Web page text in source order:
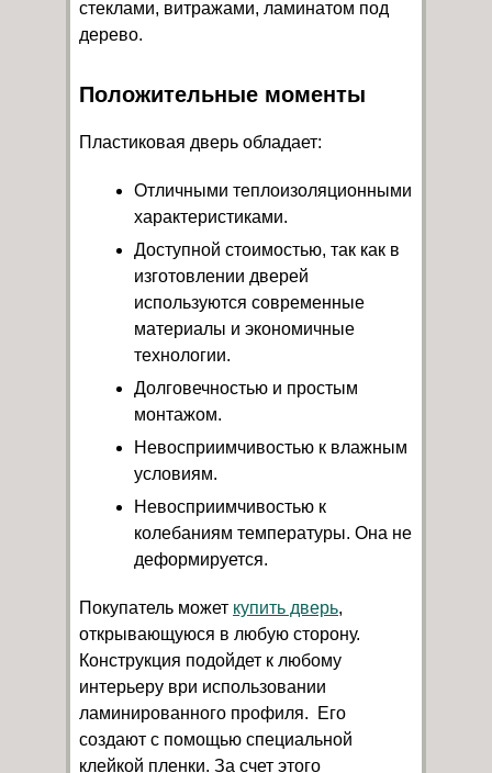
стеклами, витражами, ламинатом под
дерево.
Положительные моменты
Пластиковая дверь обладает:
Отличными теплоизоляционными
характеристиками.
Доступной стоимостью, так как в
изготовлении дверей
используются современные
материалы и экономичные
технологии.
Долговечностью и простым
монтажом.
Невосприимчивостью к влажным
условиям.
Невосприимчивостью к
колебаниям температуры. Она не
деформируется.
Покупатель может купить дверь,
открывающуюся в любую сторону.
Конструкция подойдет к любому
интерьеру ври использовании
ламинированного профиля. Его
создают с помощью специальной
клейкой пленки. За счет этого